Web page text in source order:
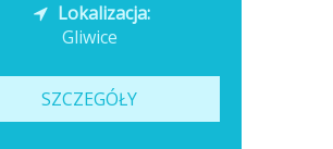
Lokalizacja:
Gliwice
SZCZEGÓŁY